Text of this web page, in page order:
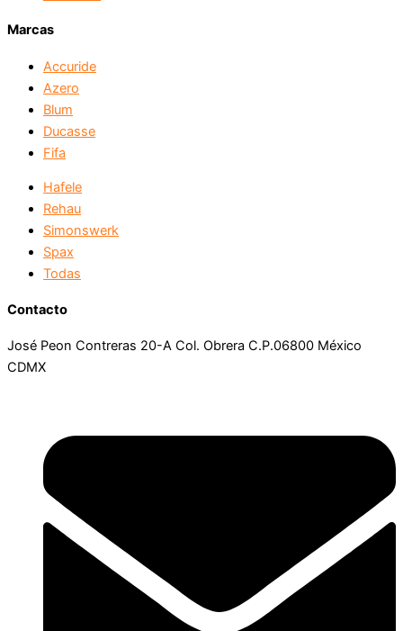
Marcas
Accuride
Azero
Blum
Ducasse
Fifa
Hafele
Rehau
Simonswerk
Spax
Todas
Contacto
José Peon Contreras 20-A Col. Obrera C.P.06800 México
CDMX